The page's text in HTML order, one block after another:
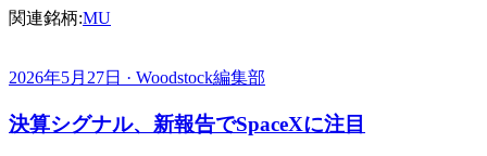
関連銘柄:MU
2026年5月27日 · Woodstock編集部
決算シグナル、新報告でSpaceXに注目